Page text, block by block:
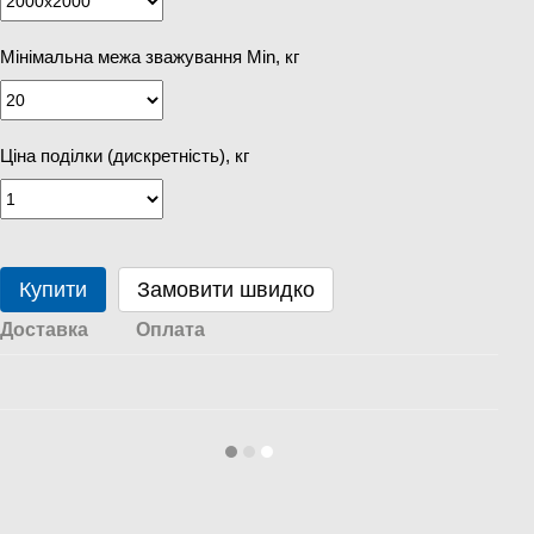
Мінімальна межа зважування Min, кг
Ціна поділки (дискретність), кг
Купити Замовити швидко
Доставка Оплата